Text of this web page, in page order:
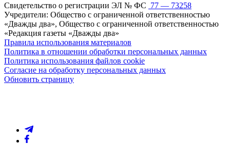
Свидетельство о регистрации ЭЛ № ФС 77 — 73258
Учредители: Общество с ограниченной ответственностью
«Дважды два», Общество с ограниченной ответственностью
«Редакция газеты «Дважды два»
Правила использования материалов
Политика в отношении обработки персональных данных
Политика использования файлов cookie
Согласие на обработку персональных данных
Обновить страницу